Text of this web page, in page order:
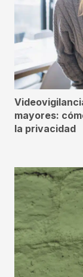
mayores:
la privacidad